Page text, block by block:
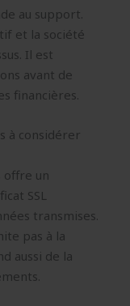
au support.
et la société
Il est
avant de
financières.
à considérer
offre un
SSL
transmises.
pas à la
aussi de la